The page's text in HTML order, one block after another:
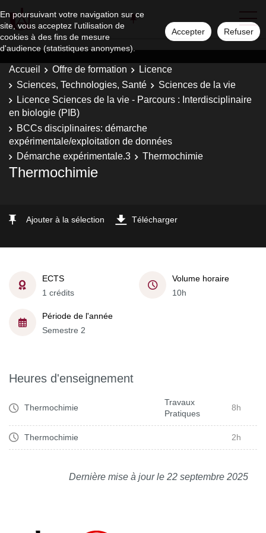
En poursuivant votre navigation sur ce
site, vous acceptez l'utilisation de
cookies à des fins de mesure
d'audience (statistiques anonymes).
Accepter Refuser
Accueil Offre de formation
Licence
Sciences, Technologies, Santé
Sciences de la vie
Licence Sciences de la vie - Parcours : Interdisciplinaire
en biologie (PIB)
BCCs disciplinaires: démarche
expérimentale/exploitation de données
Démarche expérimentale.3
Thermochimie
Thermochimie
Ajouter à la sélection Télécharger
ECTS
1 crédits
Volume horaire
10h
Période de l'année
Semestre 2
Heures d'enseignement
Thermochimie
Travaux
Pratiques
8h
Thermochimie 2h
Dernière mise à jour le 22 septembre 2025